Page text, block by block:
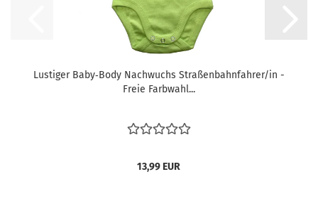
Lustiger Baby‑Body Nachwuchs Straßenbahnfahrer/in -
Freie Farbwahl...
13,99 EUR